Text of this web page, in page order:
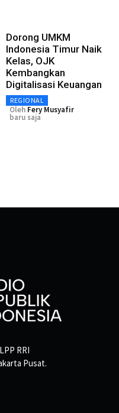
Dorong UMKM
Indonesia Timur Naik
Kelas, OJK
Kembangkan
Digitalisasi Keuangan
REGIONAL
Oleh Fery Musyafir
baru saja
RRI
Pusat.